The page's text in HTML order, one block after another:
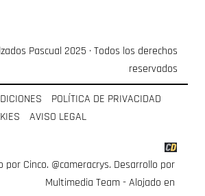
Pascual 2025 · Todos los derechos
reservados
POLÍTICA DE PRIVACIDAD
AVISO LEGAL
por Cinco. @cameracrys. Desarrollo por
Multimedia Team- Alojado en